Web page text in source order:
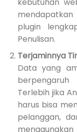
plugin
Penulisan.
Terjaminnya
Data yang
Terlebih jika
harus bisa
pelanggan,